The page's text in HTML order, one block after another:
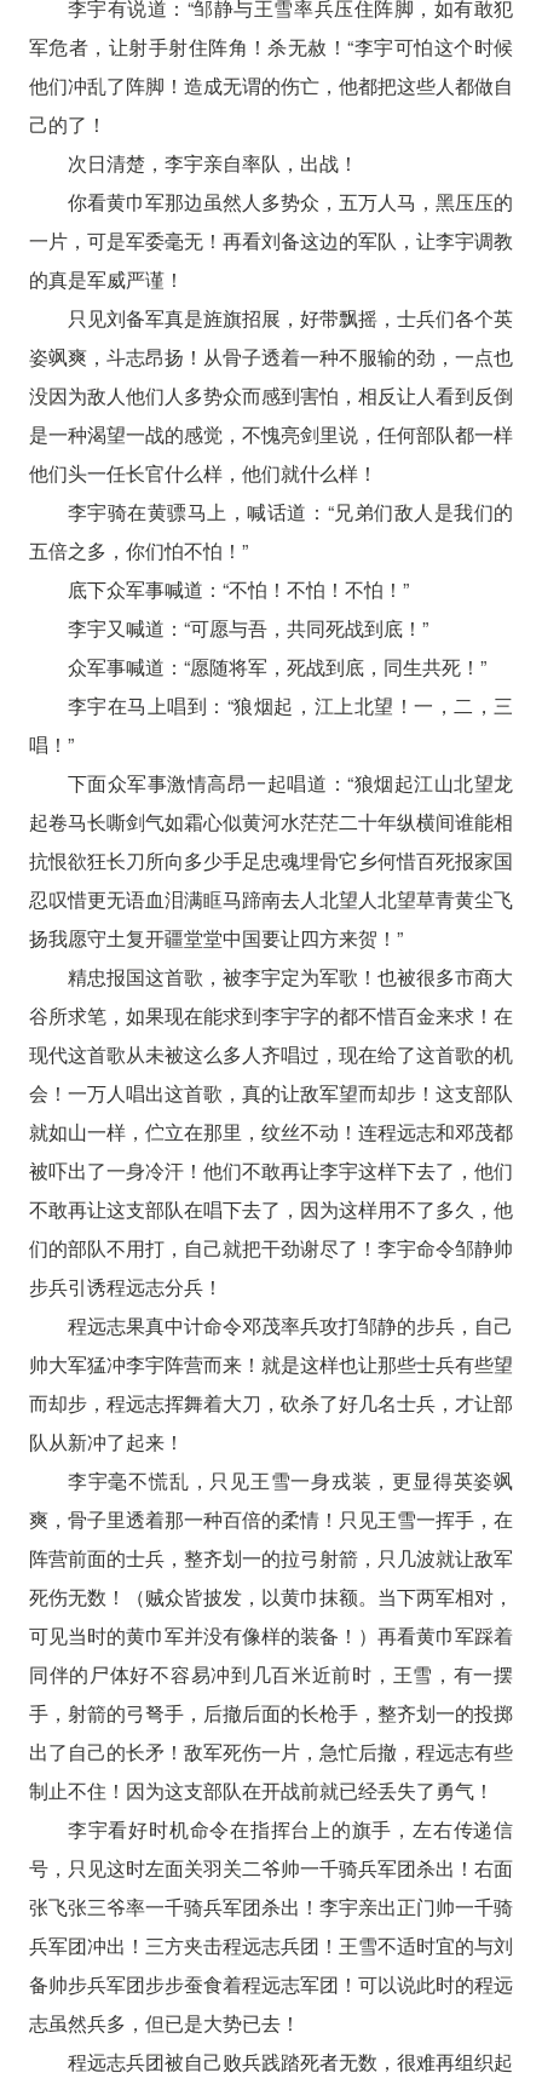
李宇有说道：“邹静与王雪率兵压住阵脚，如有敢犯
军危者，让射手射住阵角！杀无赦！“李宇可怕这个时候
他们冲乱了阵脚！造成无谓的伤亡，他都把这些人都做自
己的了！
次日清楚，李宇亲自率队，出战！
你看黄巾军那边虽然人多势众，五万人马，黑压压的
一片，可是军委毫无！再看刘备这边的军队，让李宇调教
的真是军威严谨！
只见刘备军真是旌旗招展，好带飘摇，士兵们各个英
姿飒爽，斗志昂扬！从骨子透着一种不服输的劲，一点也
没因为敌人他们人多势众而感到害怕，相反让人看到反倒
是一种渴望一战的感觉，不愧亮剑里说，任何部队都一样
他们头一任长官什么样，他们就什么样！
李宇骑在黄骠马上，喊话道：“兄弟们敌人是我们的
五倍之多，你们怕不怕！”
底下众军事喊道：“不怕！不怕！不怕！”
李宇又喊道：“可愿与吾，共同死战到底！”
众军事喊道：“愿随将军，死战到底，同生共死！”
李宇在马上唱到：“狼烟起，江上北望！一，二，三
唱！”
下面众军事激情高昂一起唱道：“狼烟起江山北望龙
起卷马长嘶剑气如霜心似黄河水茫茫二十年纵横间谁能相
抗恨欲狂长刀所向多少手足忠魂埋骨它乡何惜百死报家国
忍叹惜更无语血泪满眶马蹄南去人北望人北望草青黄尘飞
扬我愿守土复开疆堂堂中国要让四方来贺！”
精忠报国这首歌，被李宇定为军歌！也被很多市商大
谷所求笔，如果现在能求到李宇字的都不惜百金来求！在
现代这首歌从未被这么多人齐唱过，现在给了这首歌的机
会！一万人唱出这首歌，真的让敌军望而却步！这支部队
就如山一样，伫立在那里，纹丝不动！连程远志和邓茂都
被吓出了一身冷汗！他们不敢再让李宇这样下去了，他们
不敢再让这支部队在唱下去了，因为这样用不了多久，他
们的部队不用打，自己就把干劲谢尽了！李宇命令邹静帅
步兵引诱程远志分兵！
程远志果真中计命令邓茂率兵攻打邹静的步兵，自己
帅大军猛冲李宇阵营而来！就是这样也让那些士兵有些望
而却步，程远志挥舞着大刀，砍杀了好几名士兵，才让部
队从新冲了起来！
李宇毫不慌乱，只见王雪一身戎装，更显得英姿飒
爽，骨子里透着那一种百倍的柔情！只见王雪一挥手，在
阵营前面的士兵，整齐划一的拉弓射箭，只几波就让敌军
死伤无数！（贼众皆披发，以黄巾抹额。当下两军相对，
可见当时的黄巾军并没有像样的装备！）再看黄巾军踩着
同伴的尸体好不容易冲到几百米近前时，王雪，有一摆
手，射箭的弓弩手，后撤后面的长枪手，整齐划一的投掷
出了自己的长矛！敌军死伤一片，急忙后撤，程远志有些
制止不住！因为这支部队在开战前就已经丢失了勇气！
李宇看好时机命令在指挥台上的旗手，左右传递信
号，只见这时左面关羽关二爷帅一千骑兵军团杀出！右面
张飞张三爷率一千骑兵军团杀出！李宇亲出正门帅一千骑
兵军团冲出！三方夹击程远志兵团！王雪不适时宜的与刘
备帅步兵军团步步蚕食着程远志军团！可以说此时的程远
志虽然兵多，但已是大势已去！
程远志兵团被自己败兵践踏死者无数，很难再组织起